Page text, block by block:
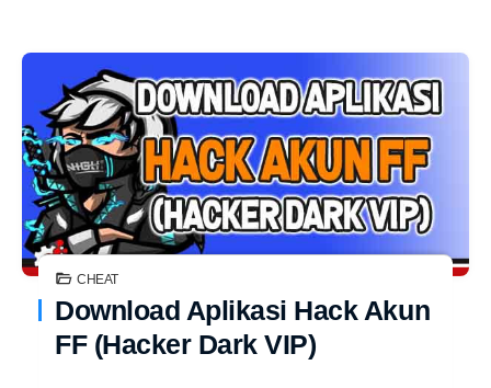
Download Aplikasi Hack Akun
FF (Hacker Dark VIP)
CHEAT